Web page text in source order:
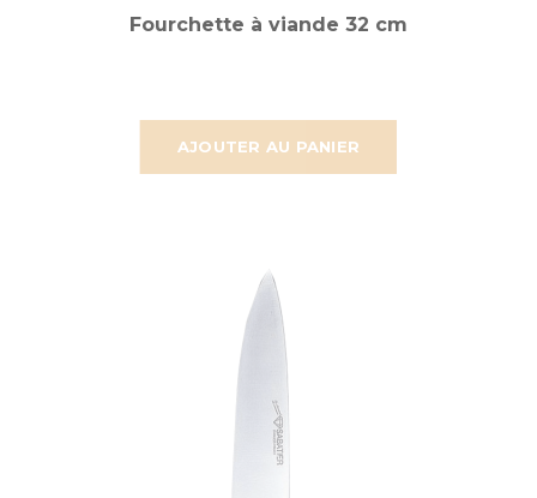
AJOUTER AU PANIER
Fourchette à viande 32 cm